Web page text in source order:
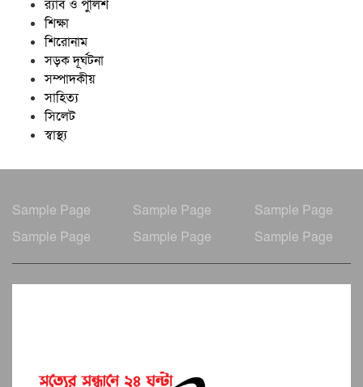
র‍্যাব ও পুলিশ
শিক্ষা
শিরোনাম
সড়ক দূর্ঘটনা
সম্পাদকীয়
সাহিত্য
সিলেট
স্বাস্থ্য
Sample Page Sample Page
Sample Page
Sample Page
Sample Page Sample Page